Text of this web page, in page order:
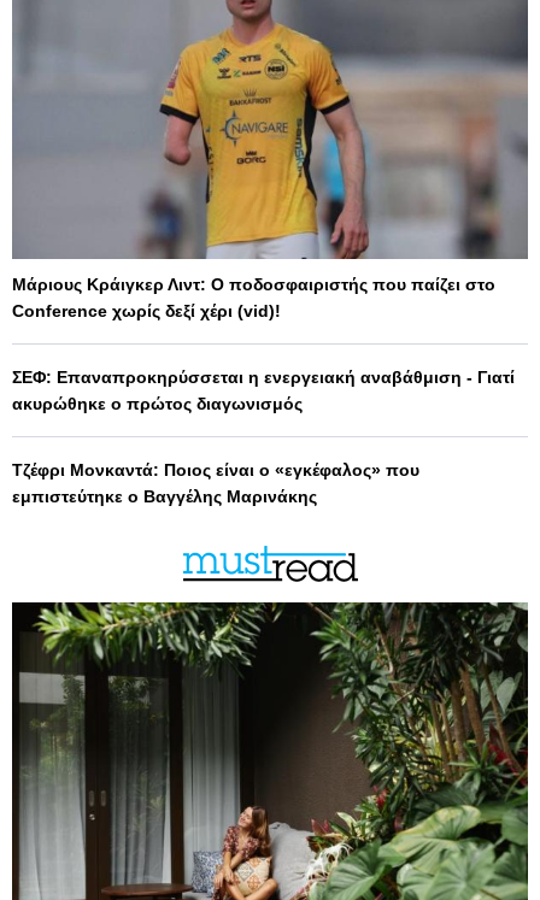
Μάριους Κράιγκερ Λιντ: Ο ποδοσφαιριστής που παίζει στο
Conference χωρίς δεξί χέρι (vid)!
ΣΕΦ: Επαναπροκηρύσσεται η ενεργειακή αναβάθμιση - Γιατί
ακυρώθηκε ο πρώτος διαγωνισμός
Τζέφρι Μονκαντά: Ποιος είναι ο «εγκέφαλος» που
εμπιστεύτηκε ο Βαγγέλης Μαρινάκης